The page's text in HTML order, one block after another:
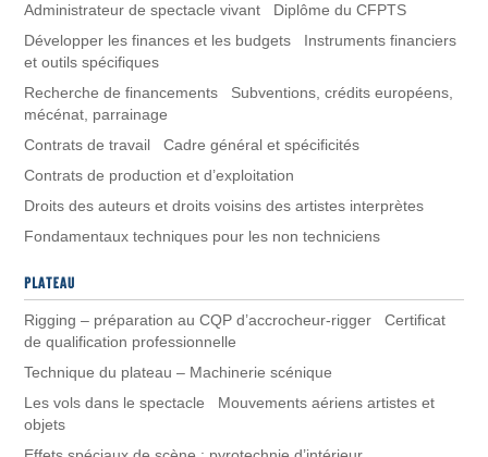
Administrateur de spectacle vivant Diplôme du CFPTS
Développer les finances et les budgets Instruments financiers
et outils spécifiques
Recherche de financements Subventions, crédits européens,
mécénat, parrainage
Contrats de travail Cadre général et spécificités
Contrats de production et d’exploitation
Droits des auteurs et droits voisins des artistes interprètes
Fondamentaux techniques pour les non techniciens
Rigging – préparation au CQP d’accrocheur-rigger Certificat
de qualification professionnelle
Technique du plateau – Machinerie scénique
Les vols dans le spectacle Mouvements aériens artistes et
objets